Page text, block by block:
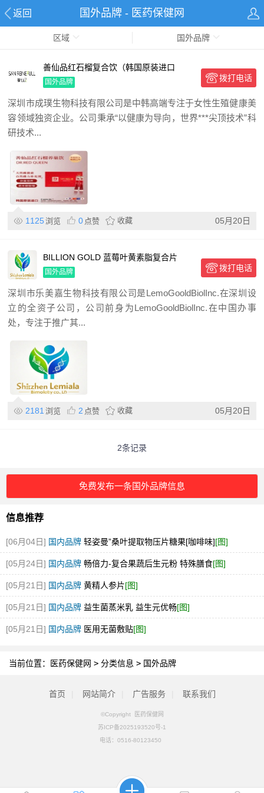
返回 国外品牌 - 医药保健网
区域 国外品牌
善仙品红石榴复合饮（韩国原装进口
99.555高含量）
国外品牌 拨打电话
深圳市成璞生物科技有限公司是中韩高端专注于女性生殖健康美
容领域独资企业。公司秉承“以健康为导向，世界***尖顶技术”科
研技术...
1125 浏览 0 点赞 收藏 05月20日
BILLION GOLD 蓝莓叶黄素脂复合片
国外品牌 拨打电话
深圳市乐美嘉生物科技有限公司是LemoGooldBiolInc.在深圳设
立的全资子公司，公司前身为LemoGooldBiolInc.在中国办事
处，专注于推广其...
2181 浏览 2 点赞 收藏 05月20日
2条记录
免费发布一条国外品牌信息
信息推荐
[06月04日] 国内品牌 轻姿曼”桑叶提取物压片糖果[咖啡味][图]
[05月24日] 国内品牌 畅倍力-复合果蔬后生元粉 特殊膳食[图]
[05月21日] 国内品牌 黄精人参片[图]
[05月21日] 国内品牌 益生菌蒸米乳 益生元优畅[图]
[05月21日] 国内品牌 医用无菌敷贴[图]
当前位置： 医药保健网 > 分类信息 > 国外品牌
首页 网站简介 广告服务 联系我们
©Copyright 医药保健网
苏ICP备2025193520号-1
电话： 0516-80123450